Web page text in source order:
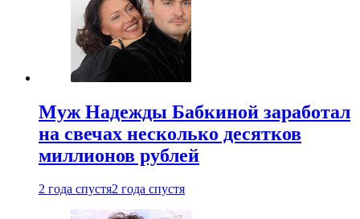
Муж Надежды Бабкиной заработал
на свечах несколько десятков
миллионов рублей
2 года спустя2 года спустя